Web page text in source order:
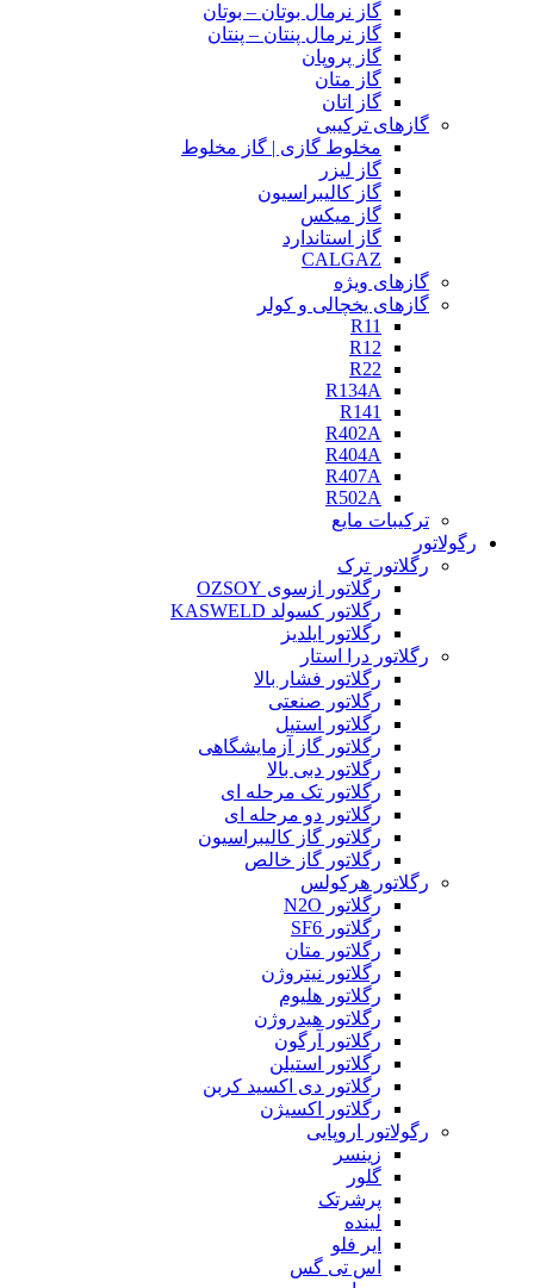
گاز نرمال بوتان – بوتان
گاز نرمال پنتان – پنتان
گاز پروپان
گاز متان
گاز اتان
گازهای ترکیبی
مخلوط گازی | گاز مخلوط
گاز لیزر
گاز کالیبراسیون
گاز میکس
گاز استاندارد
CALGAZ
گازهای ویژه
گازهای یخچالی و کولر
R11
R12
R22
R134A
R141
R402A
R404A
R407A
R502A
ترکیبات مایع
رگولاتور
رگلاتور ترک
رگلاتور ازسوی OZSOY
رگلاتور کسولد KASWELD
رگلاتور ایلدیز
رگلاتور درا استار
رگلاتور فشار بالا
رگلاتور صنعتی
رگلاتور استیل
رگلاتور گاز آزمایشگاهی
رگلاتور دبی بالا
رگلاتور تک مرحله ای
رگلاتور دو مرحله ای
رگلاتور گاز کالیبراسیون
رگلاتور گاز خالص
رگلاتور هرکولس
رگلاتور N2O
رگلاتور SF6
رگلاتور متان
رگلاتور نیتروژن
رگلاتور هلیوم
رگلاتور هیدروژن
رگلاتور آرگون
رگلاتور استیلن
رگلاتور دی اکسید کربن
رگلاتور اکسیژن
رگولاتور اروپایی
زینسر
گلور
پرشرتک
لینده
ایر فلو
اس تی گس